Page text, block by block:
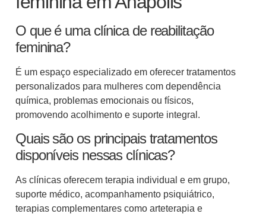
O que é uma clínica de reabilitação
feminina?
É um espaço especializado em oferecer tratamentos
personalizados para mulheres com dependência
química, problemas emocionais ou físicos,
promovendo acolhimento e suporte integral.
Quais são os principais tratamentos
disponíveis nessas clínicas?
As clínicas oferecem terapia individual e em grupo,
suporte médico, acompanhamento psiquiátrico,
terapias complementares como arteterapia e